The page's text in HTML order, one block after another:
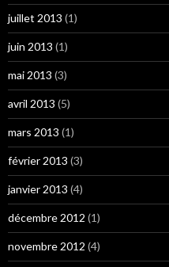
juillet 2013 (1)
juin 2013 (1)
mai 2013 (3)
avril 2013 (5)
mars 2013 (1)
février 2013 (3)
janvier 2013 (4)
décembre 2012 (1)
novembre 2012 (4)